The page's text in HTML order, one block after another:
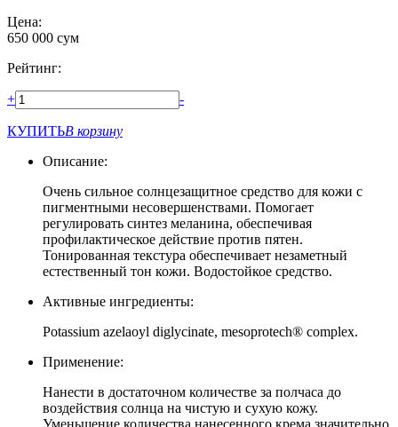
Цена:
650 000 сум
Рейтинг:
+ -
КУПИТЬВ корзину
Описание:
Очень сильное солнцезащитное средство для кожи с
пигментными несовершенствами. Помогает
регулировать синтез меланина, обеспечивая
профилактическое действие против пятен.
Тонированная текстура обеспечивает незаметный
естественный тон кожи. Водостойкое средство.
Активные ингредиенты:
Potassium azelaoyl diglycinate, mesoprotech® complex.
Применение:
Нанести в достаточном количестве за полчаса до
воздействия солнца на чистую и сухую кожу.
Уменьшение количества нанесенного крема значительно